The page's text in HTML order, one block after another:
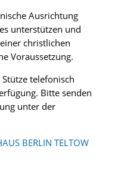
Ausrichtung
unterstützen und
christlichen
Voraussetzung.
telefonisch
Bitte senden
unter der
BERLIN TELTOW